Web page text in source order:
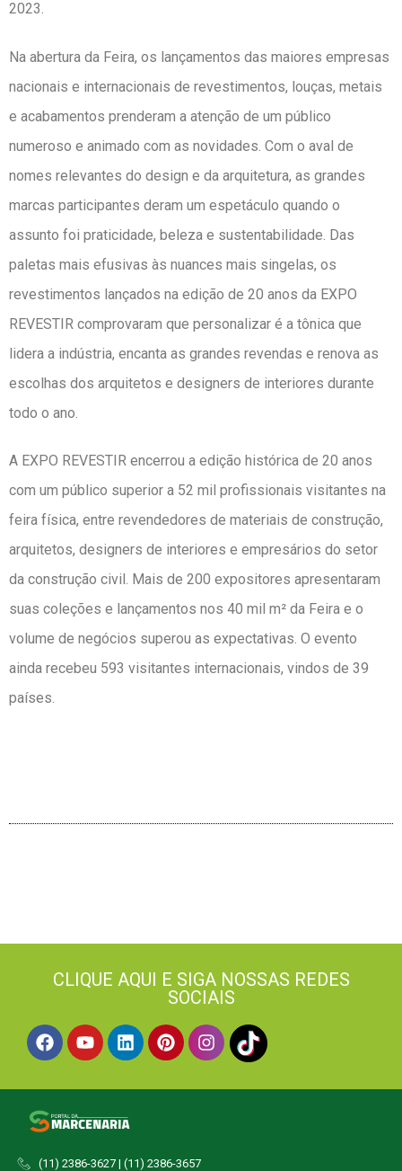
2023.
Na abertura da Feira, os lançamentos das maiores empresas
nacionais e internacionais de revestimentos, louças, metais
e acabamentos prenderam a atenção de um público
numeroso e animado com as novidades. Com o aval de
nomes relevantes do design e da arquitetura, as grandes
marcas participantes deram um espetáculo quando o
assunto foi praticidade, beleza e sustentabilidade. Das
paletas mais efusivas às nuances mais singelas, os
revestimentos lançados na edição de 20 anos da EXPO
REVESTIR comprovaram que personalizar é a tônica que
lidera a indústria, encanta as grandes revendas e renova as
escolhas dos arquitetos e designers de interiores durante
todo o ano.
A EXPO REVESTIR encerrou a edição histórica de 20 anos
com um público superior a 52 mil profissionais visitantes na
feira física, entre revendedores de materiais de construção,
arquitetos, designers de interiores e empresários do setor
da construção civil. Mais de 200 expositores apresentaram
suas coleções e lançamentos nos 40 mil m² da Feira e o
volume de negócios superou as expectativas. O evento
ainda recebeu 593 visitantes internacionais, vindos de 39
países.
CLIQUE AQUI E SIGA NOSSAS REDES
SOCIAIS
(11) 2386-3627 | (11) 2386-3657